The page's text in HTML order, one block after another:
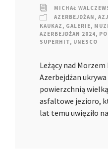
MICHAŁ
AZERBEJDŻAN ,
KAUKAZ , GALERIE,
AZERBEJDŻAN 2024,
SUPERHIT, UNESCO
Leżący nad
Azerbejdżan
powierzchnią
asfaltowe jezioro,
lat temu uwięziło